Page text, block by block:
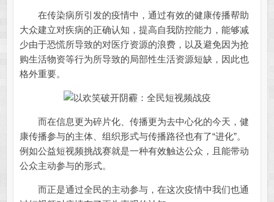
在传染病所引发的疫情中，通过有效的健康传播帮助
大众建立对疾病的正确认知，提高自我防控能力，能够减
少由于恐慌所导致的对医疗资源的浪费，以及避免因为抢
购生活物资等行为所导致的局部性生活资源短缺，因此也
格外重要。
而在信息更为碎片化、传播更为去中心化的今天，健
康传播参与的主体、组织形式与传播路径也有了“进化”。
例如公益短视频挑战赛就是一种有效触达公众，且能带动
公众主动参与的形式。
而正是通过全民的主动参与，在这次疫情中我们也通